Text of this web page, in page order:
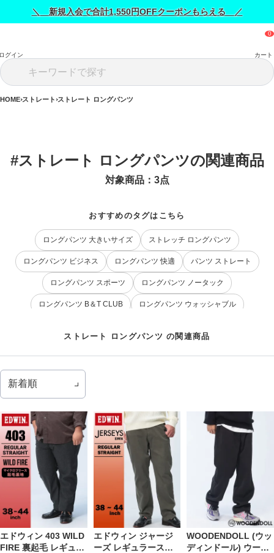
＼ 新規入会で合計1,550円OFFクーポンもらえる ／
グイン カート
HOME ストレート ストレート ロングパンツ
#ストレート ロングパンツの関連商品
対象商品： 3点
おすすめのタグはこちら
ロングパンツ 大きいサイズ ストレッチ ロングパンツ
ロングパンツ ビジネス ロングパンツ 快適 パンツ ストレート
ロングパンツ スポーツ ロングパンツ ノータック
ロングパンツ B＆T CLUB ロングパンツ ウォッシャブル
ストレート 大きいサイズ
ストレート カジュアル
ストレート ロングパンツ の関連商品
エドウィン 403 WILD
FIRE 裏起毛 レギュラ
エドウィン ジャージ
ーズ レギュラースト
WOODENDOLL (ウッ
ディンドール) ウール